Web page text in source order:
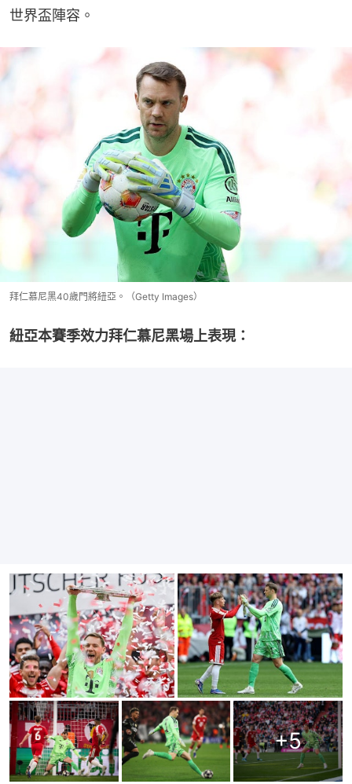
世界盃陣容。
拜仁慕尼黑40歲門將紐亞。（Getty Images）
紐亞本賽季效力拜仁慕尼黑場上表現：
+5